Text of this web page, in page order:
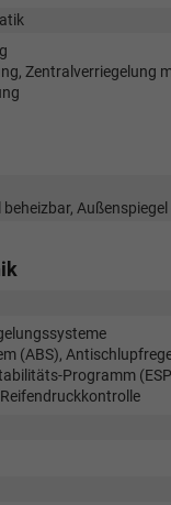
Zentralverriegelung
beheizbar,
(ABS),
Programm